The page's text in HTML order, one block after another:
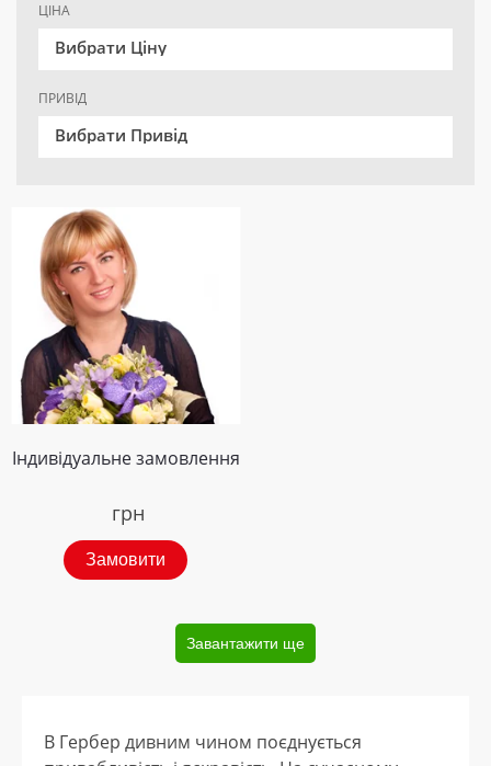
ЦІНА
Вибрати Ціну
ПРИВІД
Вибрати Привід
Індивідуальне замовлення
грн
Замовити
Завантажити ще
В Гербер дивним чином поєднується